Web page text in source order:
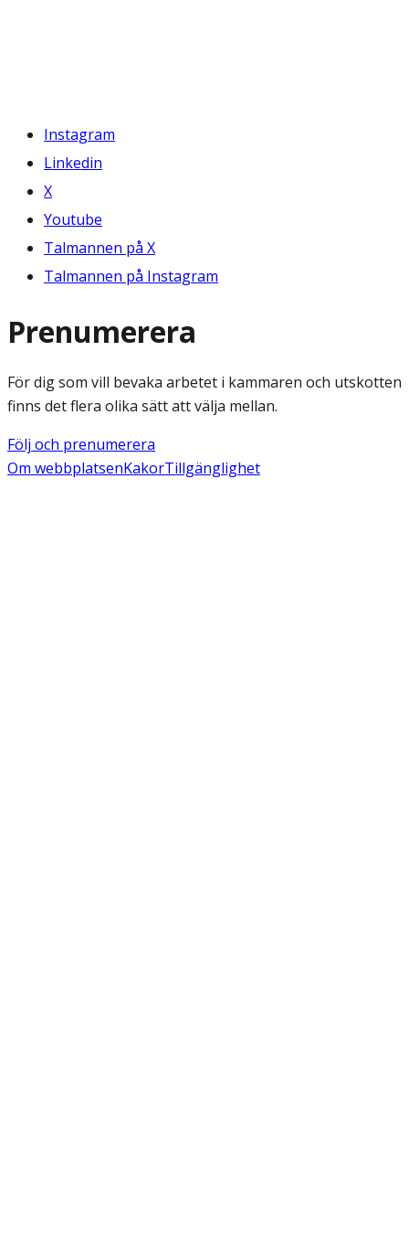
Instagram
Linkedin
X
Youtube
Talmannen på X
Talmannen på Instagram
Prenumerera
För dig som vill bevaka arbetet i kammaren och utskotten
finns det flera olika sätt att välja mellan.
Följ och prenumerera
Om webbplatsenKakorTillgänglighet